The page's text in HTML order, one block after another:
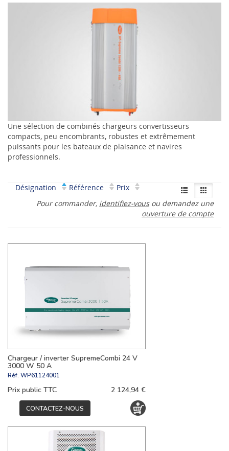
Une sélection de combinés chargeurs convertisseurs
compacts, peu encombrants, robustes et extrêmement
puissants pour les bateaux de plaisance et navires
professionnels.
Désignation Référence
Prix
Pour commander, identifiez-vousou demandez une
ouverture de compte
Chargeur / inverter SupremeCombi 24 V
3000 W 50 A
Réf. WP61124001
Prix public TTC 2 124,94 €
CONTACTEZ-NOUS